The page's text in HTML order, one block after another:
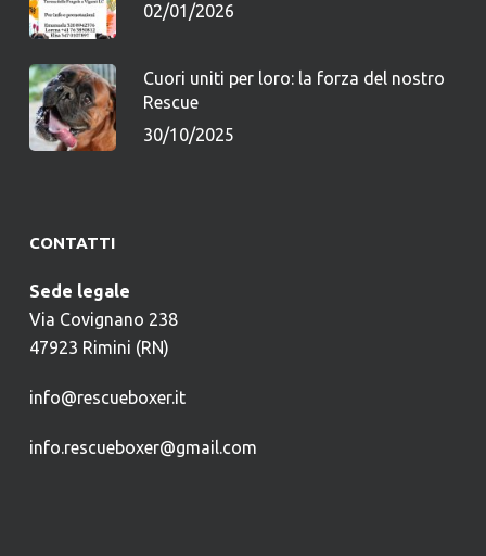
02/01/2026
Cuori uniti per loro: la forza del nostro
Rescue
30/10/2025
CONTATTI
Sede legale
Via Covignano 238
47923 Rimini (RN)
info@rescueboxer.it
info.rescueboxer@gmail.com